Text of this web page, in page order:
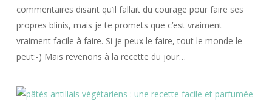
commentaires disant qu’il fallait du courage pour faire ses
propres blinis, mais je te promets que c’est vraiment
vraiment facile à faire. Si je peux le faire, tout le monde le
peut:-) Mais revenons à la recette du jour…